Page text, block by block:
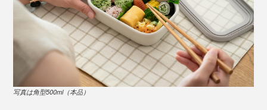
写真は角型500ml（本品）